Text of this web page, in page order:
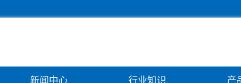
新闻中心 行业知识 产